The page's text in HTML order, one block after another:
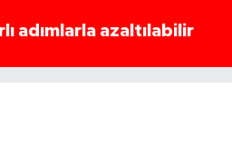
adımlarla azaltılabilir